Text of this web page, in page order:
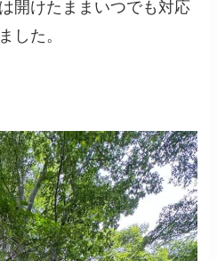
開けたままいつでも対応
した。